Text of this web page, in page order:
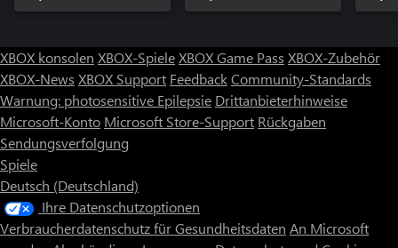
XBOX konsolen XBOX-SpieleXBOX Game Pass XBOX-Zubehör
XBOX-News XBOX Support FeedbackCommunity-Standards
Warnung: photosensitive Epilepsie Drittanbieterhinweise
Microsoft-Konto Microsoft Store-Support Rückgaben
Sendungsverfolgung
Spiele
Deutsch (Deutschland)
Ihre Datenschutzoptionen
Verbraucherdatenschutz für Gesundheitsdaten An Microsoft